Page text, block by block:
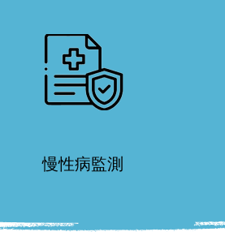
慢性病監測